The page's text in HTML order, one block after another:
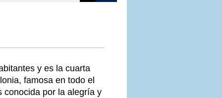
y es la cuarta
famosa en todo el
conocida por la alegría y